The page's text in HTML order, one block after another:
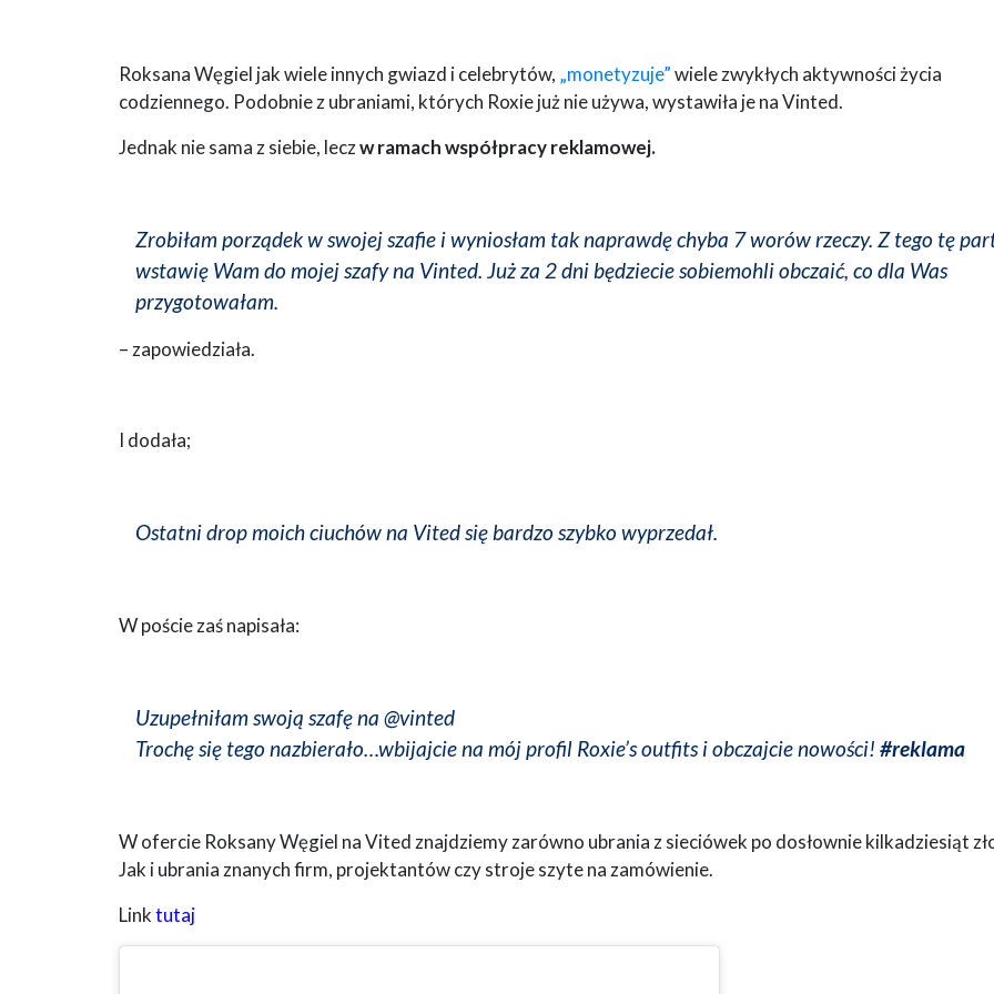
Roksana Węgiel jak wiele innych gwiazd i celebrytów, „monetyzuje”wiele zwykłych aktywności życia
codziennego. Podobnie z ubraniami, których Roxie już nie używa, wystawiła je na Vinted.
Jednak nie sama z siebie, leczw ramach współpracy reklamowej.
Zrobiłam porządek w swojej szafie i wyniosłam tak naprawdę chyba 7 worów rzeczy. Z tego tę
wstawię Wam do mojej szafy na Vinted. Już za 2 dni będziecie sobiemohli obczaić, co dla Was
przygotowałam.
– zapowiedziała.
I dodała;
Ostatni drop moich ciuchów na Vited się bardzo szybko wyprzedał.
W poście zaś napisała:
Uzupełniłam swoją szafę na @vinted
Trochę się tego nazbierało…wbijajcie na mój profil Roxie’s outfits i obczajcie nowości! #reklama
W ofercie Roksany Węgiel na Vited znajdziemy zarówno ubrania z sieciówek po dosłownie kilkadziesiąt
Jak i ubrania znanych firm, projektantów czy stroje szyte na zamówienie.
Linktutaj